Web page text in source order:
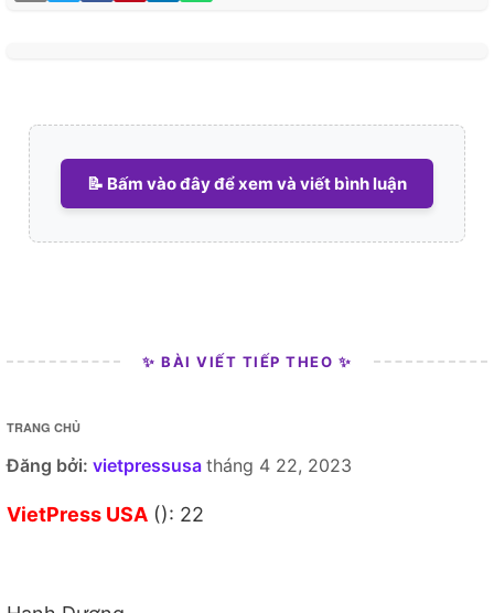
📝 Bấm vào đây để xem và viết bình luận
✨ BÀI VIẾT TIẾP THEO ✨
TRANG CHỦ
Đăng bởi: vietpressusa tháng 4 22, 2023
VietPress USA (): 22